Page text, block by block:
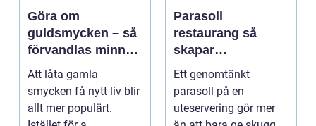
Göra om
guldsmycken – så
förvandlas minnen
till nya favoriter
Att låta gamla
smycken få nytt liv blir
allt mer populärt.
Parasoll
restaurang så
skapar
uteserveringen rätt
känsla året runt
Ett genomtänkt
parasoll på en
uteservering gör mer